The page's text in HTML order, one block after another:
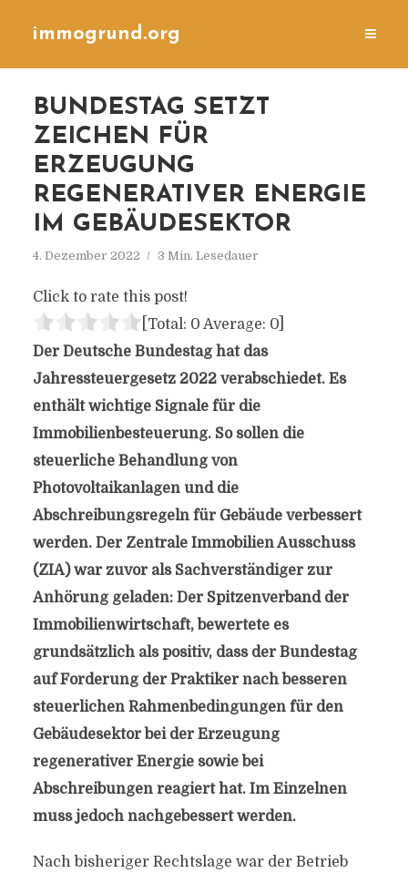
immogrund.org
BUNDESTAG SETZT
ZEICHEN FÜR
ERZEUGUNG
REGENERATIVER ENERGIE
IM GEBÄUDESEKTOR
4. Dezember 2022 3 Min. Lesedauer
Click to rate this post!
[Total: 0 Average: 0]
Der Deutsche Bundestag hat das
Jahressteuergesetz 2022 verabschiedet. Es
enthält wichtige Signale für die
Immobilienbesteuerung. So sollen die
steuerliche Behandlung von
Photovoltaikanlagen und die
Abschreibungsregeln für Gebäude verbessert
werden. Der Zentrale Immobilien Ausschuss
(ZIA) war zuvor als Sachverständiger zur
Anhörung geladen: Der Spitzenverband der
Immobilienwirtschaft, bewertete es
grundsätzlich als positiv, dass der Bundestag
auf Forderung der Praktiker nach besseren
steuerlichen Rahmenbedingungen für den
Gebäudesektor bei der Erzeugung
regenerativer Energie sowie bei
Abschreibungen reagiert hat. Im Einzelnen
muss jedoch nachgebessert werden.
Nach bisheriger Rechtslage war der Betrieb